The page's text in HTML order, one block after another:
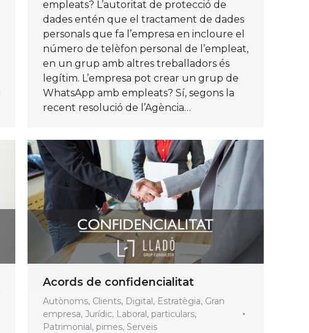
empleats? L’autoritat de protecció de
dades entén que el tractament de dades
personals que fa l’empresa en incloure el
número de telèfon personal de l’empleat,
en un grup amb altres treballadors és
legítim. L’empresa pot crear un grup de
WhatsApp amb empleats? Sí, segons la
recent resolució de l’Agència…
Acords de confidencialitat
Autònoms, Clients, Digital, Estratègia, Gran
empresa, Jurídic, Laboral, particulars,
Patrimonial, pimes, Serveis